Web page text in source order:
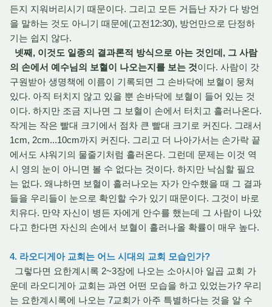
든지 지워버리시기 때문이다. 그리고 모든 거듭난 자가 다 방언
을 말하는 것도 아니기 때문에(고전12:30), 방언만으로 단정하
기는 쉽지 않다.
넷째, 이것도 일종의 결과론적 방식으로 아는 것인데, 그 사람
의 손에서 예수님의 보혈이 나오는지를 보는 것이다. 사람이 갓
구원받아 생명책에 이름이 기록되면 그 손바닥에 보혈이 뭉쳐
있다. 아직 터치지 않고 있을 뿐 손바닥에 보혈이 들어 있는 것
이다. 하지만 조금 지나면 그 보혈이 손에서 터치고 흘러나온다.
작게는 작은 빨대 크기에서 점차 큰 빨대 크기로 커진다. 그래서
1cm, 2cm...10cm까지 커진다. 그리고 더 나아가서는 손가락 끝
에서도 샤워기의 물줄기처럼 흘러온다. 그런데 문제는 이것 역
시 영의 눈이 아니면 볼 수 없다는 것이다. 하지만 낙심할 필요
는 없다. 왜냐하면 보혈이 흘러나오는 자가 안수했을 때 그 결과
들을 우리들이 눈으로 확인할 수가 있기 때문이다. 그것이 바로
치유다. 만약 자신이 병든 자에게 안수를 했는데 그 사람이 나았
다고 한다면 자신의 손에서 보혈이 흘러나올 확률이 매우 높다.
4. 라오디게아 교회는 어느 시대의 교회 모습인가?
그렇다면 요한계시록 2~3장에 나오는 소아시아 일곱 교회 가
운데 라오디게아 교회는 과연 어떤 모습을 하고 있었는가? 우리
는 요한계시록에 나오는 7교회가 아주 특별하다는 것을 알 수